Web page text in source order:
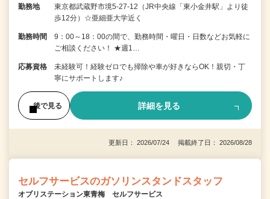
勤務地
東京都武蔵野市境5-27-12（JR中央線「東小金井駅」より徒
歩12分）☆亜細亜大学近く
勤務時間
9：00～18：00の間で、勤務時間・曜日・日数などお気軽に
ご相談ください！ ★週1…
応募資格
未経験可！経験ゼロでも掃除や車が好きならOK！親切・丁
寧にサポートします♪
後で見る 詳細を見る
更新日： 2026/07/24 掲載終了日： 2026/08/28
セルフサービスのガソリンスタンドスタッフ
オブリステーション東青梅 セルフサービス